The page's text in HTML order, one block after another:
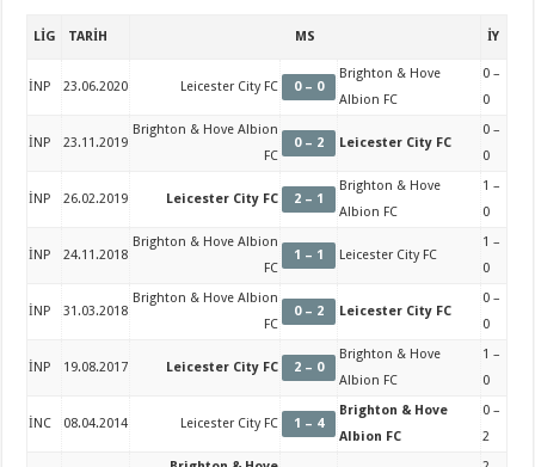
LİG TARİH MS İY
İNP 23.06.2020 Leicester City FC 0 – 0
Brighton & Hove
Albion FC
0 –
0
İNP 23.11.2019
Brighton & Hove Albion
FC
0 – 2 Leicester City FC
0 –
0
İNP 26.02.2019 Leicester City FC 2 – 1
Brighton & Hove
Albion FC
1 –
0
İNP 24.11.2018
Brighton & Hove Albion
FC
1 – 1 Leicester City FC
1 –
0
İNP 31.03.2018
Brighton & Hove Albion
FC
0 – 2 Leicester City FC
0 –
0
İNP 19.08.2017 Leicester City FC 2 – 0
Brighton & Hove
Albion FC
1 –
0
İNC 08.04.2014 Leicester City FC 1 – 4
Brighton & Hove
Albion FC
0 –
2